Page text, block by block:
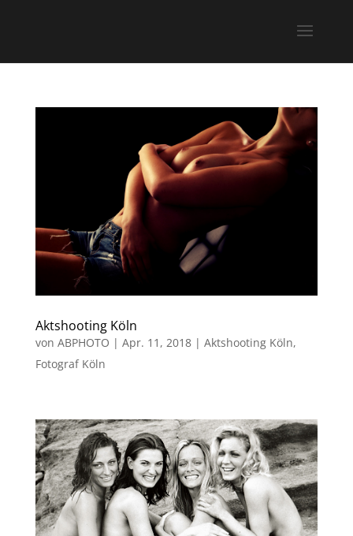
Aktshooting Köln
von ABPHOTO | Apr. 11, 2018| Aktshooting Köln,
Fotograf Köln